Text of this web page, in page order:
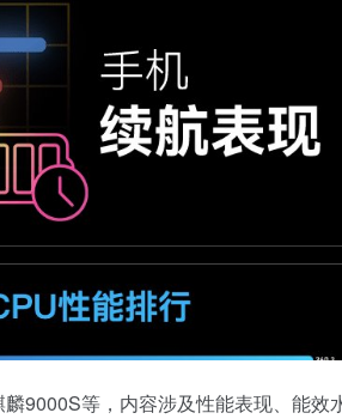
9000S等，内容涉及性能表现、能效